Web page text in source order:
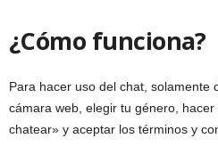
¿Cómo funciona?
Para hacer uso del chat, solamente
cámara web, elegir tu género,
chatear» y aceptar los términos y